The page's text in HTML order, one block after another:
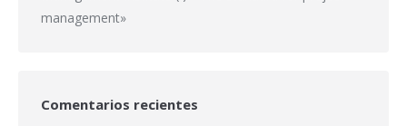
management»
Comentarios recientes